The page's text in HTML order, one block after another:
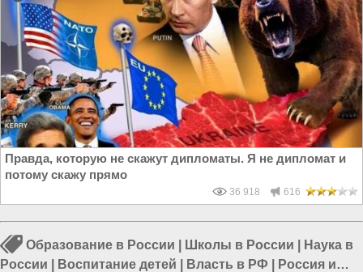
Правда, которую не скажут дипломаты. Я не дипломат и
потому скажу прямо
36 918 616
Образование в России Школы в России
Наука в
России
Воспитание детей Власть в РФ
Россия и